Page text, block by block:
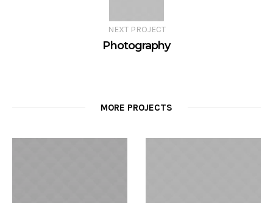
NEXT PROJECT
Photography
MORE PROJECTS